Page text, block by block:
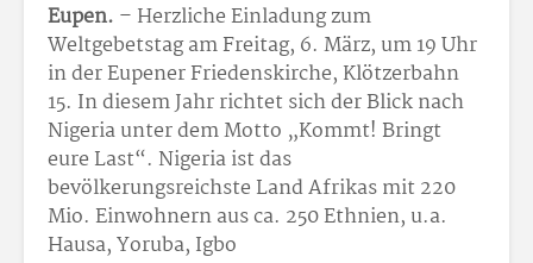
Eupen. – Herzliche Einladung zum
Weltgebetstag am Freitag, 6. März, um 19 Uhr
in der Eupener Friedenskirche, Klötzerbahn
15. In diesem Jahr richtet sich der Blick nach
Nigeria unter dem Motto „Kommt! Bringt
eure Last“. Nigeria ist das
bevölkerungsreichste Land Afrikas mit 220
Mio. Einwohnern aus ca. 250 Ethnien, u.a.
Hausa, Yoruba, Igbo